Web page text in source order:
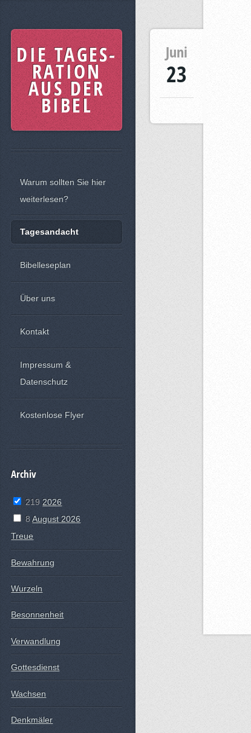
Juni
23
DIE TAGES-
RATION
AUS DER
BIBEL
Warum sollten Sie hier
weiterlesen?
Tagesandacht
Bibelleseplan
Über uns
Kontakt
Impressum &
Datenschutz
Kostenlose Flyer
Archiv
219 2026
8 August 2026
Treue
Bewahrung
Wurzeln
Besonnenheit
Verwandlung
Gottesdienst
Wachsen
Denkmäler